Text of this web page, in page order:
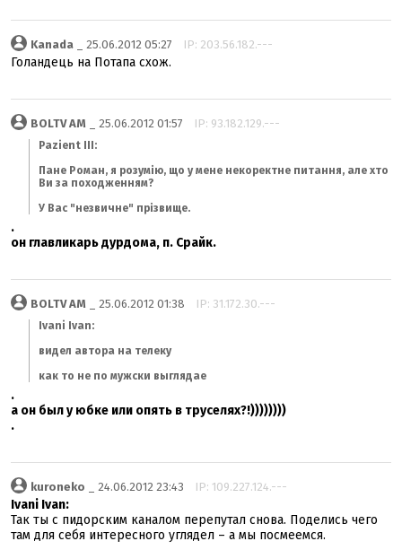
Kanada _ 25.06.2012 05:27 IP: 203.56.182.---
Голандець на Потапа схож.
BOLTV AM _ 25.06.2012 01:57 IP: 93.182.129.---
Pazient III:
Пане Роман, я розумію, що у мене некоректне питання, але хто
Ви за походженням?
У Вас "незвичне" прізвище.
.
он главликарь дурдома, п. Срайк.
BOLTV AM _ 25.06.2012 01:38 IP: 31.172.30.---
Ivani Ivan:
видел автора на телеку
как то не по мужски выглядае
.
а он был у юбке или опять в труселях?!))))))))
.
kuroneko _ 24.06.2012 23:43 IP: 109.227.124.---
Ivani Ivan:
Так ты с пидopским каналом перепутал снова. Поделись чего
там для себя интересного углядел – а мы посмеемся.